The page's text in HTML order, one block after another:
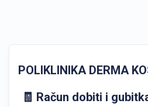
POLIKLINIKA DERMA
🧾 Račun dobiti i